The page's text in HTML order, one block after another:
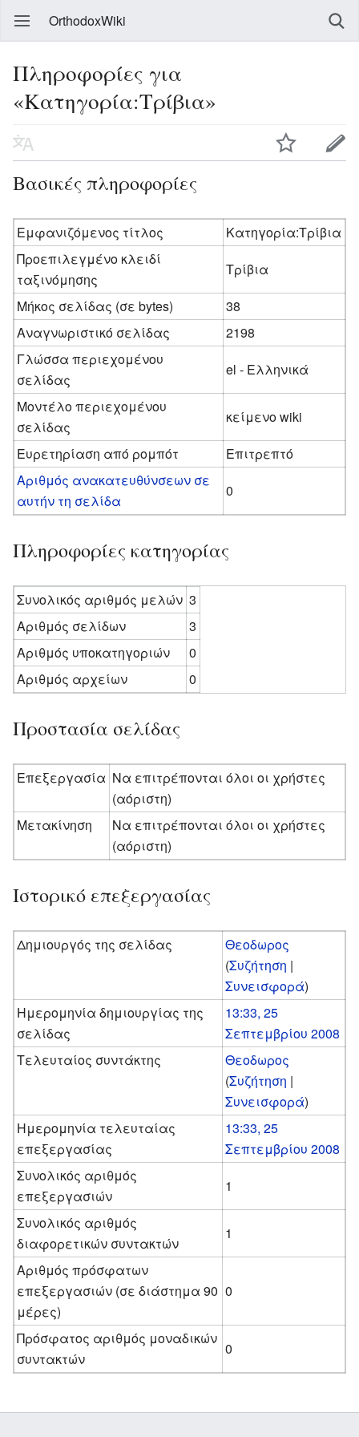
OrthodoxWiki
Πληροφορίες για
«Κατηγορία:Τρίβια»
Βασικές πληροφορίες
Εμφανιζόμενος τίτλος
Κατηγορία:Τρίβια
Προεπιλεγμένο κλειδί
ταξινόμησης
Τρίβια
Μήκος σελίδας (σε bytes)
38
Αναγνωριστικό σελίδας
2198
Γλώσσα περιεχομένου
σελίδας
el - Ελληνικά
Μοντέλο περιεχομένου
σελίδας
κείμενο wiki
Ευρετηρίαση από ρομπότ
Επιτρεπτό
Αριθμός ανακατευθύνσεων σε
αυτήν τη σελίδα
0
Πληροφορίες κατηγορίας
Συνολικός αριθμός μελών 3
Αριθμός σελίδων
3
Αριθμός υποκατηγοριών
0
Αριθμός αρχείων
0
Προστασία σελίδας
Επεξεργασία Να επιτρέπονται όλοι οι χρήστες
(αόριστη)
Μετακίνηση
Να επιτρέπονται όλοι οι χρήστες
(αόριστη)
Ιστορικό επεξεργασίας
Δημιουργός της σελίδας
Θεοδωρος
(Συζήτηση |
Συνεισφορά)
Ημερομηνία δημιουργίας της
σελίδας
13:33, 25
Σεπτεμβρίου 2008
Τελευταίος συντάκτης
Θεοδωρος
(Συζήτηση |
Συνεισφορά)
Ημερομηνία τελευταίας
επεξεργασίας
13:33, 25
Σεπτεμβρίου 2008
Συνολικός αριθμός
επεξεργασιών
1
Συνολικός αριθμός
διαφορετικών συντακτών
1
Αριθμός πρόσφατων
επεξεργασιών (σε διάστημα 90
μέρες)
0
Πρόσφατος αριθμός μοναδικών
συντακτών
0